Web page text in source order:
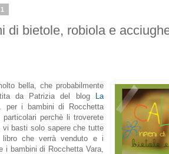
di bietole, robiola e
bella, che probabilmente
da Patrizia del blog La
per i bambini di Rocchetta
perchè li troverete
basti solo sapere che tutte
che verrà venduto e i
i bambini di Rocchetta Vara,